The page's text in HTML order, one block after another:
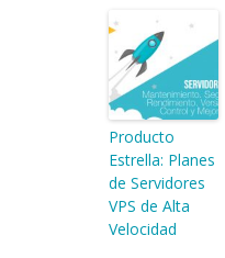
Producto
Estrella: Planes
de Servidores
VPS de Alta
Velocidad